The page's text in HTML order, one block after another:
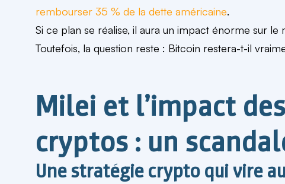
rembourser 35 % de la dette américaine.
Si ce plan se réalise, il aura un impact énorme sur le
Toutefois, la question reste : Bitcoin restera-t-il
Milei et l’impact
cryptos : un
Une stratégie crypto qui vire